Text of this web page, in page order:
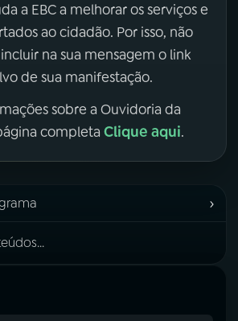
a EBC a melhorar os serviços e
ao cidadão. Por isso, não
na sua mensagem o link
de sua manifestação.
sobre a Ouvidoria da
completa Clique aqui.
›